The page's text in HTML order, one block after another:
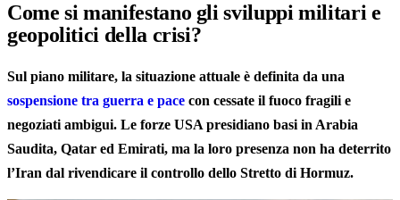
Come si manifestano gli sviluppi militari e
geopolitici della crisi?
Sul piano militare, la situazione attuale è definita da una
sospensione tra guerra e pace con cessate il fuoco fragili e
negoziati ambigui. Le forze USA presidiano basi in Arabia
Saudita, Qatar ed Emirati, ma la loro presenza non ha deterrito
l’Iran dal rivendicare il controllo dello Stretto di Hormuz.